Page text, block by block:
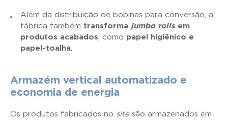
Além da distribuição de bobinas para conversão, a
fábrica também transforma jumbo rolls em
produtos acabados , como papel higiênico e
papel-toalha
Armazém vertical automatizado e
economia de energia
Os produtos fabricados no sitesão armazenados em